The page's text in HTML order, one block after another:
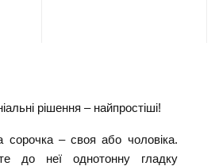
рішення – найпростіші!
сорочка – своя або чоловіка.
до неї однотонну гладку